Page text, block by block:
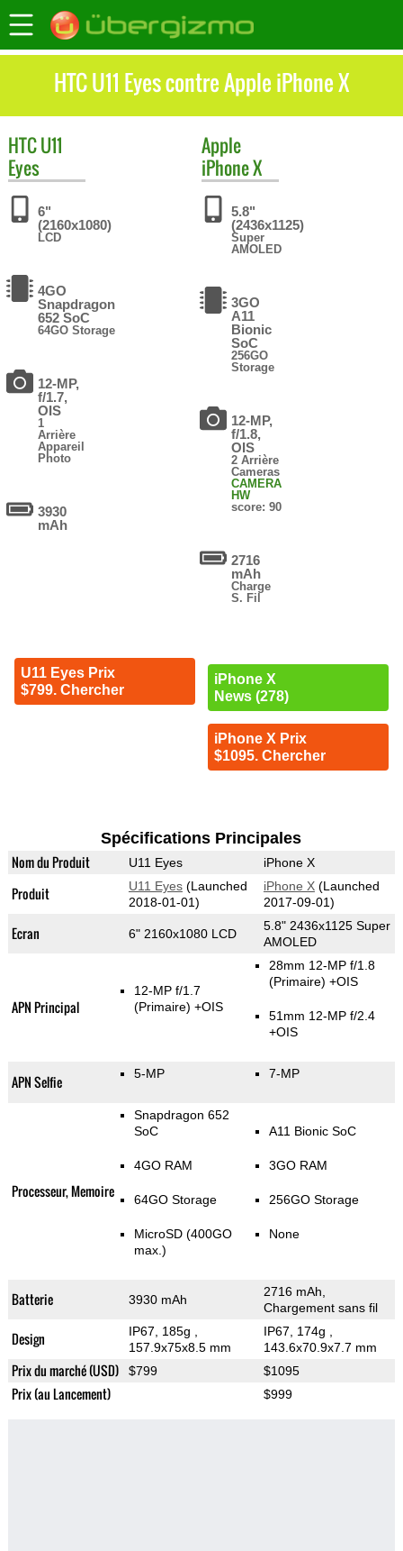
HTC U11 Eyes contre Apple iPhone X
HTCU11
Eyes
6"
(2160x1080)
LCD
4GO
Snapdragon
652 SoC
64GO Storage
12-MP,
f/1.7,
OIS
1
Arrière
Appareil
Photo
3930
mAh
U11 Eyes Prix
$799. Chercher
Apple
iPhone X
5.8"
(2436x1125)
Super
AMOLED
3GO
A11
Bionic
SoC
256GO
Storage
12-MP,
f/1.8,
OIS
2 Arrière
Cameras
CAMERA
HW
score: 90
2716
mAh
Charge
S. Fil
iPhone X
News (278)
iPhone X Prix
$1095. Chercher
Spécifications Principales
Nom du Produit U11 Eyes iPhone X
Produit U11 Eyes(Launched
2018-01-01)
iPhone X(Launched
2017-09-01)
Ecran 6" 2160x1080 LCD
5.8" 2436x1125 Super
AMOLED
APN Principal
12-MP f/1.7
(Primaire) +OIS
28mm 12-MP f/1.8
(Primaire) +OIS
51mm 12-MP f/2.4
+OIS
APN Selfie 5-MP 7-MP
Processeur, Memoire
Snapdragon 652
SoC
4GO RAM
64GO Storage
MicroSD (400GO
max.)
A11 Bionic SoC
3GO RAM
256GO Storage
None
Batterie 3930 mAh
2716 mAh,
Chargement sans fil
Design IP67, 185g
157.9x75x8.5 mm
IP67, 174g
143.6x70.9x7.7 mm
Prix du marché (USD) $799 $1095
Prix (au Lancement) $999